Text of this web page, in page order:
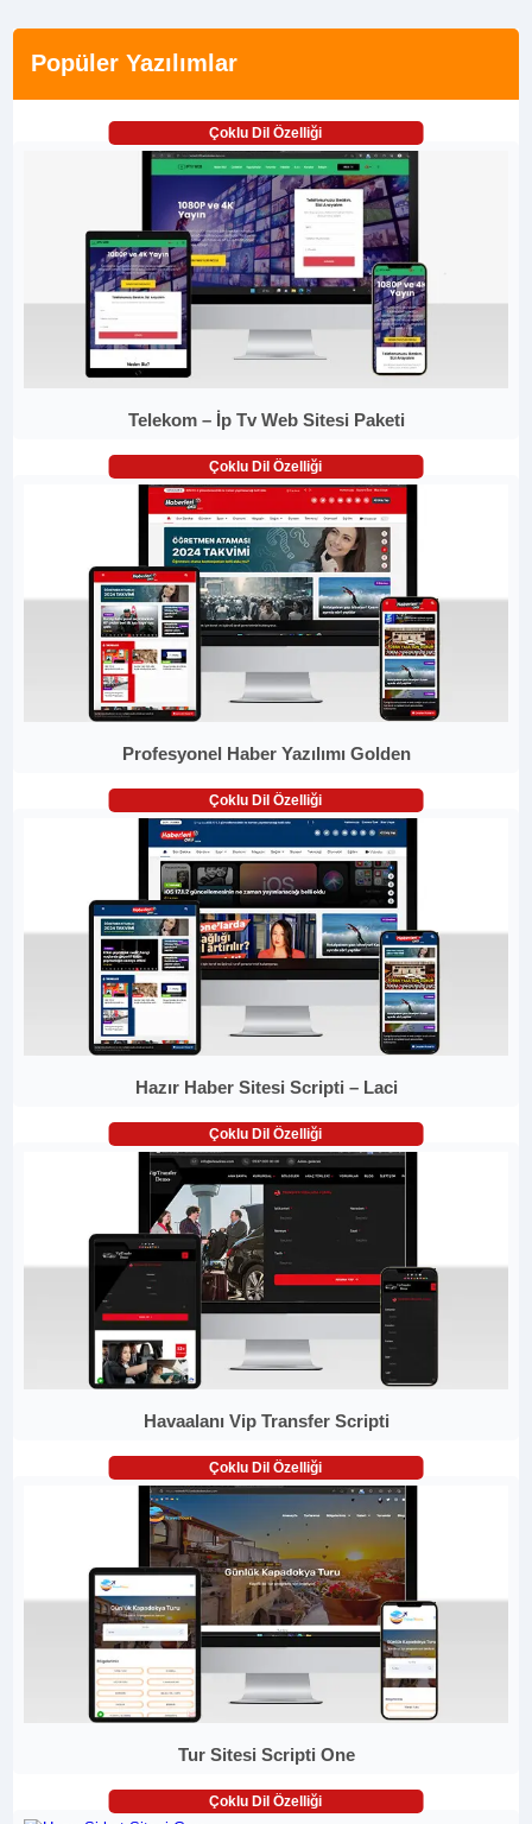
Popüler Yazılımlar
Çoklu Dil Özelliği
Telekom – İp Tv Web Sitesi Paketi
Çoklu Dil Özelliği
Profesyonel Haber Yazılımı Golden
Çoklu Dil Özelliği
Hazır Haber Sitesi Scripti – Laci
Çoklu Dil Özelliği
Havaalanı Vip Transfer Scripti
Çoklu Dil Özelliği
Tur Sitesi Scripti One
Çoklu Dil Özelliği